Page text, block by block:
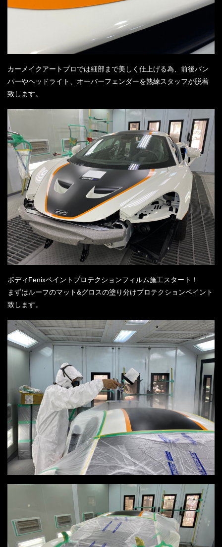
カーメイクアートプロでは細部まで美しく仕上げる為、前後バン
パーやヘッドライト、オーバーフェンダーを熟練スタッフが脱着
致します。
ボディFenixペイントプロテクションフィルム施工スタート！
まずはルーフのマット&グロスの塗り分けプロテクションペイント
致します。